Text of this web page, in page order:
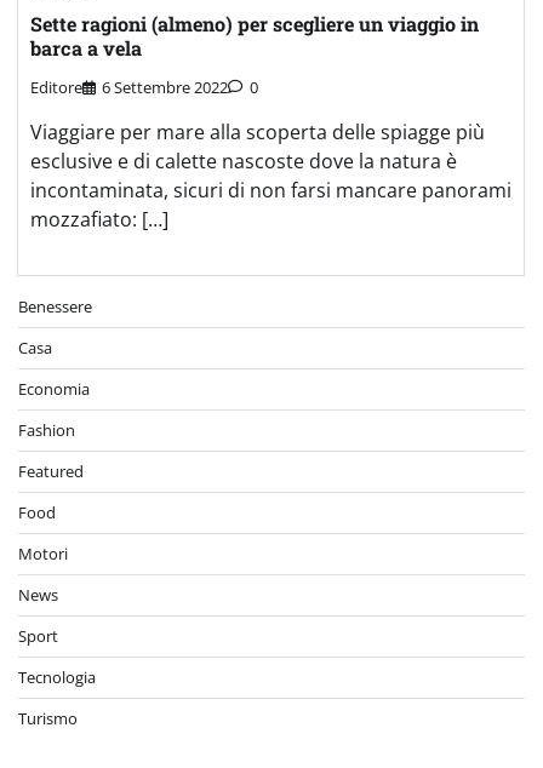
Sette ragioni (almeno) per scegliere un viaggio in
barca a vela
Editore 6 Settembre 2022 0
Viaggiare per mare alla scoperta delle spiagge più
esclusive e di calette nascoste dove la natura è
incontaminata, sicuri di non farsi mancare panorami
mozzafiato: […]
Benessere
Casa
Economia
Fashion
Featured
Food
Motori
News
Sport
Tecnologia
Turismo